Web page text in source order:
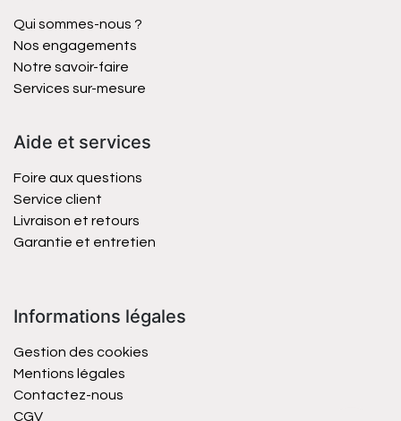
Qui sommes-nous ?
Nos engagements
Notre savoir-faire
Services sur-mesure
Aide et services
Foire aux questions
Service client
Livraison et retours
Garantie et entretien
Informations légales
Gestion des cookies
Mentions légales
Contactez-nous
CGV